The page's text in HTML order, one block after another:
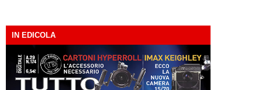
IN EDICOLA